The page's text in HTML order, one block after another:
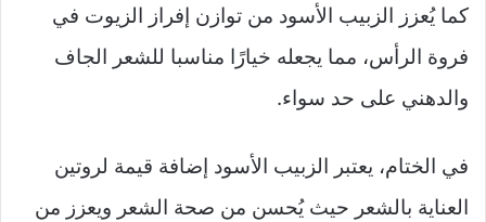
كما يُعزز الزبيب الأسود من توازن إفراز الزيوت في
فروة الرأس، مما يجعله خيارًا مناسبا للشعر الجاف
والدهني على حد سواء.
في الختام، يعتبر الزبيب الأسود إضافة قيمة لروتين
العناية بالشعر حيث يُحسن من صحة الشعر ويعزز من